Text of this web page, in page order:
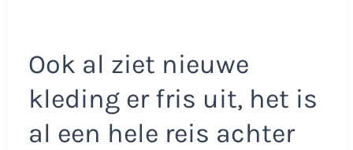
Ook al ziet nieuwe
kleding er fris uit, het is
al een hele reis achter